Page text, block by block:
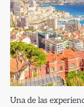
Una de las